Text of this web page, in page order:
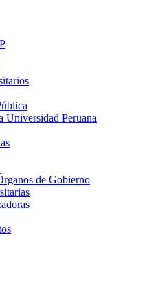
Universidad Peruana
de Gobierno